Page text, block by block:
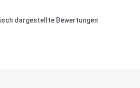
dargestellte Bewertungen